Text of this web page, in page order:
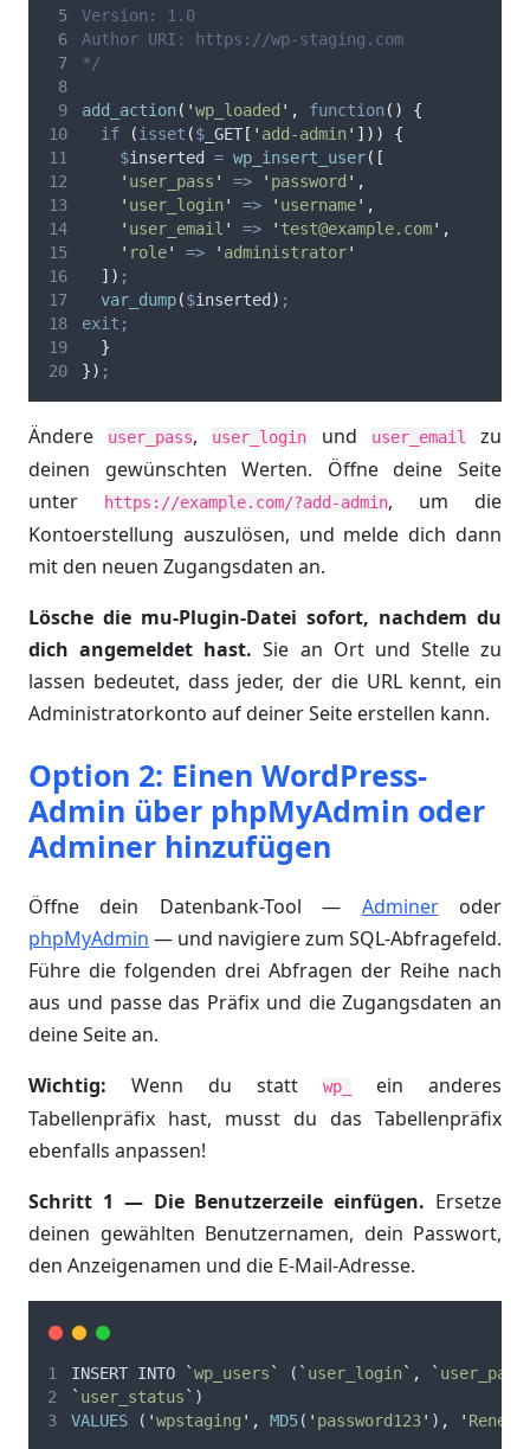
Version: 1.0
Author URI: https://wp-staging.com
*/
add_action( 'wp_loaded ' , function()
{
if
(isset ($_GET[ ' add-admin' ]))
{
$inserted = wp_insert_user([
' user_pass ' => ' password ' ,
' user_login' => ' username' ,
' user_email ' => ' test@example.com' ,
' role' => ' administrator'
]) ;
  var_dump
($inserted ) ;
exit;
}
}) ;
Ändere user_pass, user_login und user_emailzu
deinen gewünschten Werten. Öffne deine Seite
unter
https://example.com/?add-admin, um die
Kontoerstellung auszulösen, und melde dich dann
mit den neuen Zugangsdaten an.
Lösche die mu-Plugin-Datei sofort, nachdem du
dich angemeldet hast. Sie an Ort und Stelle zu
lassen bedeutet, dass jeder, der die URL kennt, ein
Administratorkonto auf deiner Seite erstellen kann.
Option 2: Einen WordPress-
Admin über phpMyAdmin oder
Adminer hinzufügen
Öffne dein Datenbank-Tool — Admineroder
phpMyAdmin — und navigiere zum SQL-Abfragefeld.
Führe die folgenden drei Abfragen der Reihe nach
aus und passe das Präfix und die Zugangsdaten an
deine Seite an.
Wichtig: Wenn du statt wp_
ein anderes
Tabellenpräfix hast, musst du das Tabellenpräfix
ebenfalls anpassen!
Schritt 1 — Die Benutzerzeile einfügen. Ersetze
deinen gewählten Benutzernamen, dein Passwort,
den Anzeigenamen und die E-Mail-Adresse.
INSERT INTO `wp_users ` ( ` user_login` , ` user_pass
` user_status ` )
VALUES ( 'wpstaging ' , MD5( ' password123' ) , ' Rene